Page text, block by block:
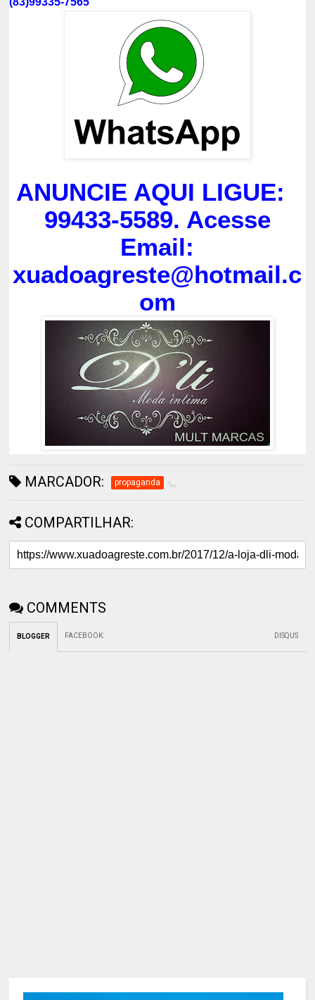
ANUNCIE AQUI LIGUE:
99433-5589. Acesse
Email:
xuadoagreste@hotmail.c
om
MARCADOR: propaganda
COMPARTILHAR:
COMMENTS
BLOGGER FACEBOOK: DISQUS